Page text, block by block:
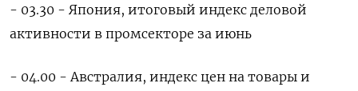
- 03.30 - Япония, итоговый индекс деловой
активности в промсекторе за июнь
- 04.00 - Австралия, индекс цен на товары и